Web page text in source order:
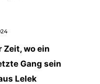
Zeit, wo ein
Gang sein
Lelek